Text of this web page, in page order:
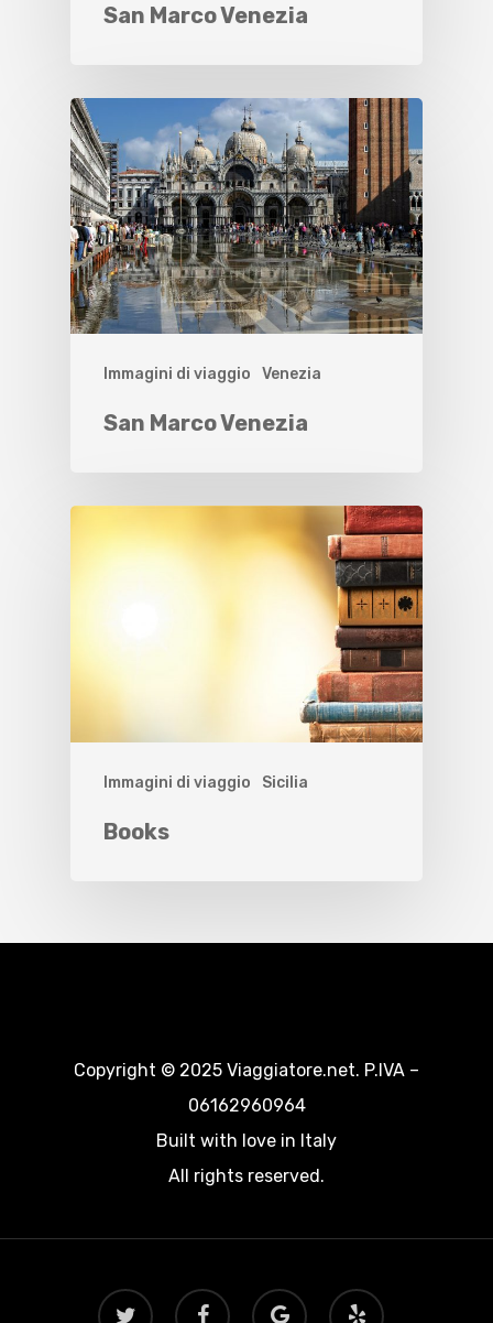
San Marco Venezia
Immagini di viaggio Venezia
San Marco Venezia
Immagini di viaggio Sicilia
Books
Copyright © 2025 Viaggiatore.net. P.IVA –
06162960964
Built with love in Italy
All rights reserved.
twitter facebook
google-
yelp